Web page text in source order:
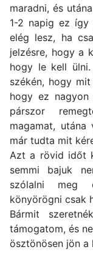
maradni, és
1-2 napig ez
elég lesz, ha
jelzésre, hogy a
hogy le kell
székén, hogy
hogy ez
párszor
magamat,
már tudta mit
Azt a rövid időt
semmi bajuk
szólalni meg
könyörögni csak
Bármit
támogatom, és
ösztönösen jön a